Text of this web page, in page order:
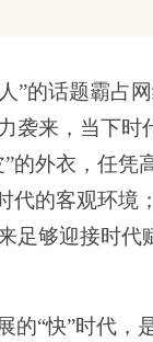
”的话题霸占
袭来，当下时
的外衣，任凭
代的客观环境
足够迎接时代
的“快”时代，